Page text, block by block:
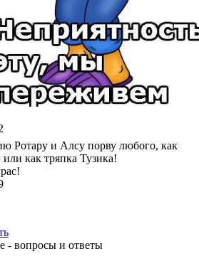
Ротару и Алсу порву любого, как
как тряпка Тузика!
- вопросы и ответы